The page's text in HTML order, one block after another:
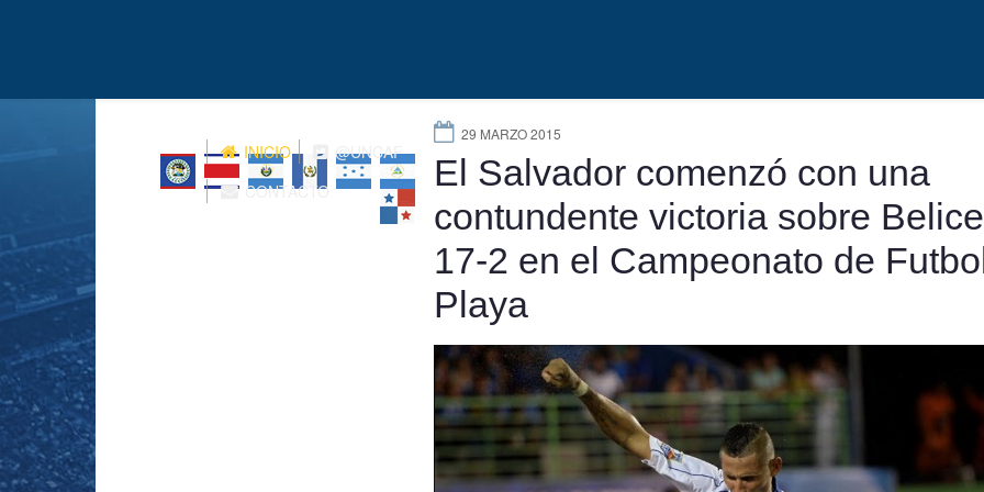
INICIO
@UNCAF
CONTACTO
29 MARZO 2015
El Salvador comenzó con una
contundente victoria sobre Belice
17-2 en el Campeonato de
Playa